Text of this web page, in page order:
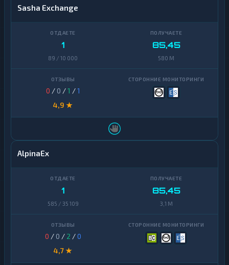
Sasha Exchange
1
89 / 10 000
85,45
580 M
0 / 0 /1 /1
4,9 ★
AlpinaEx
1
585 / 35 109
85,45
3,1 M
0 / 0 / 2 /0
4,7 ★